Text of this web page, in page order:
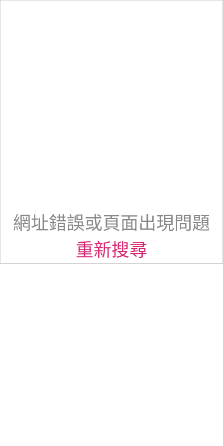
網址錯誤或頁面出現問題
重新搜尋